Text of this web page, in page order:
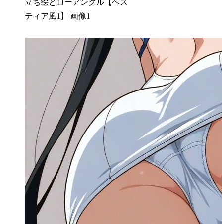
立ち絵とローアングル【ヘス
ティア風1】 画像1